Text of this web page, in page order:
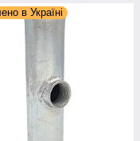
в Україні